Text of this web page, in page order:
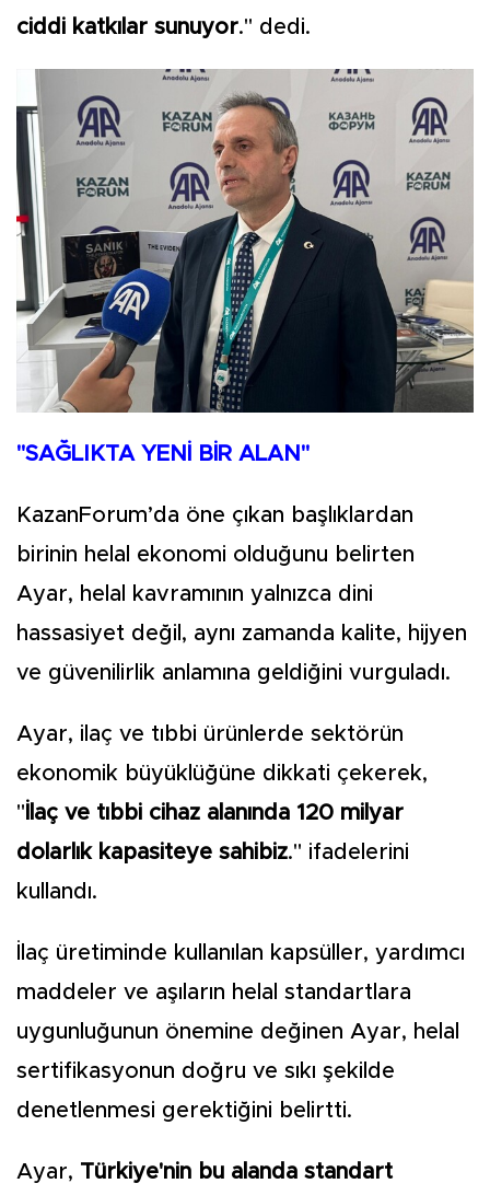
ciddi katkılar sunuyor." dedi.
"SAĞLIKTA YENİ BİR ALAN"
KazanForum’da öne çıkan başlıklardan
birinin helal ekonomi olduğunu belirten
Ayar, helal kavramının yalnızca dini
hassasiyet değil, aynı zamanda kalite, hijyen
ve güvenilirlik anlamına geldiğini vurguladı.
Ayar, ilaç ve tıbbi ürünlerde sektörün
ekonomik büyüklüğüne dikkati çekerek,
" İlaç ve tıbbi cihaz alanında 120 milyar
dolarlık kapasiteye sahibiz." ifadelerini
kullandı.
İlaç üretiminde kullanılan kapsüller, yardımcı
maddeler ve aşıların helal standartlara
uygunluğunun önemine değinen Ayar, helal
sertifikasyonun doğru ve sıkı şekilde
denetlenmesi gerektiğini belirtti.
Ayar, Türkiye'nin bu alanda standart